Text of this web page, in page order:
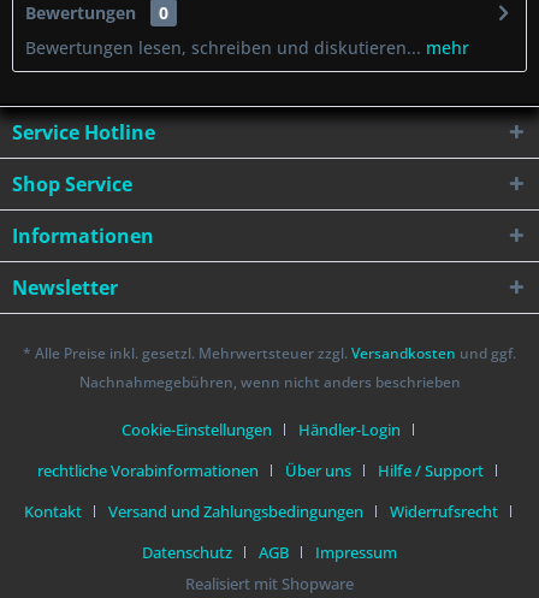
Bewertungen
0
Bewertungen lesen, schreiben und diskutieren... mehr
Service Hotline
Shop Service
Informationen
Newsletter
* Alle Preise inkl. gesetzl. Mehrwertsteuer zzgl. Versandkosten und ggf.
Nachnahmegebühren, wenn nicht anders beschrieben
Cookie-Einstellungen
Händler-Login
rechtliche Vorabinformationen
Über uns
Hilfe / Support
Kontakt
Versand und Zahlungsbedingungen
Widerrufsrecht
Datenschutz
AGB
Impressum
Realisiert mit Shopware